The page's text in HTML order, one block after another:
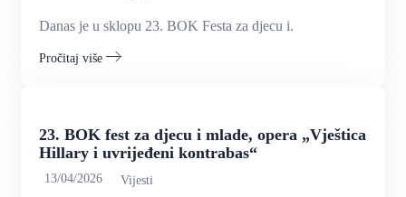
Danas je u sklopu 23. BOK Festa za djecu i.
Pročitaj više
23. BOK fest za djecu i mlade, opera „Vještica
Hillary i uvrijeđeni kontrabas“
13/04/2026 Vijesti